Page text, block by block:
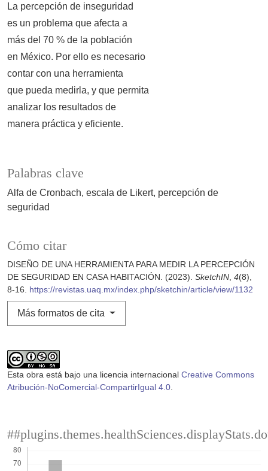
Palabras clave
Alfa de Cronbach escala de Likert percepción de
seguridad
Cómo citar
DISEÑO DE UNA HERRAMIENTA PARA MEDIR LA PERCEPCIÓN
DE SEGURIDAD EN CASA HABITACIÓN. (2023). SketchIN, 4(8),
8-16. https://revistas.uaq.mx/index.php/sketchin/article/view/1132
Más formatos de cita
La percepción de inseguridad
es un problema que afecta a
más del 70 % de la población
en México. Por ello es necesario
contar con una herramienta
que pueda medirla, y que permita
analizar los resultados de
manera práctica y eficiente.
Esta obra está bajo una licencia internacional Creative Commons
Atribución-NoComercial-CompartirIgual 4.0.